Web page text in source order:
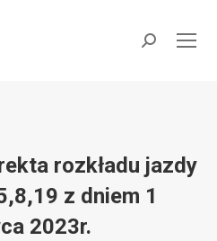
Szukaj:
rozkładu jazdy
z dniem 1
2023r.